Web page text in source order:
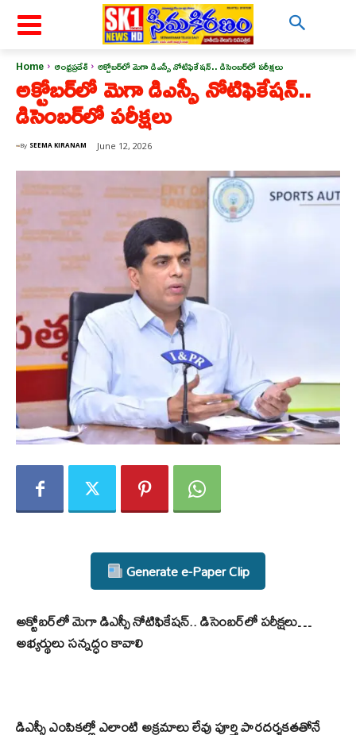
Home ఆంధ్రప్రదేశ్ అక్టోబర్‌లో మెగా డిఎస్సీ నోటిఫికేషన్.. డిసెంబర్‌లో పరీక్షలు
అక్టోబర్‌లో మెగా డిఎస్సీ నోటిఫికేషన్..
డిసెంబర్‌లో పరీక్షలు
By SEEMA KIRANAM June 12, 2026
Generate e-Paper Clip
అక్టోబర్‌లో మెగా డిఎస్సీ నోటిఫికేషన్.. డిసెంబర్‌లో పరీక్షలు…
అభ్యర్థులు సన్నద్ధం కావాలి
డిఎస్సీ ఎంపికల్లో ఎలాంటి అక్రమాలు లేవు పూర్తి పారదర్శకతతోనే